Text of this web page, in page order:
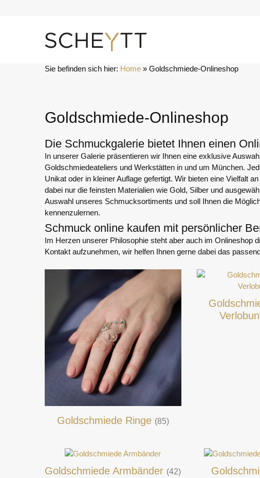
Sie befinden sich hier: Home » Goldschmiede-Onlineshop
Goldschmiede-Onlineshop
Die Schmuckgalerie bietet Ihnen einen
In unserer Galerie präsentieren wir Ihnen eine exklusive
Goldschmiedeateliers und Werkstätten in und um München.
Unikat oder in kleiner Auflage gefertigt. Wir bieten eine Vielfalt
dabei nur die feinsten Materialien wie Gold, Silber und
Auswahl unseres Schmucksortiments und soll Ihnen die
kennenzulernen.
Schmuck online kaufen mit persönlicher
Im Herzen unserer Philosophie steht aber auch im Onlineshop
Kontakt aufzunehmen, wir helfen Ihnen gerne dabei das
Goldschmiede Ringe (85)
Goldschmiede Armbänder (42)